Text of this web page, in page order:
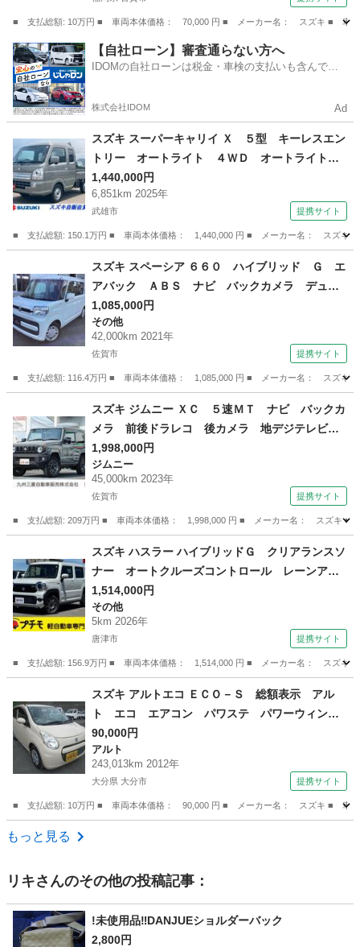
■ 支払総額: 10万円 ■ 車両本体価格： 70,000 円 ■ メーカー名： スズキ ■ 車
福岡 古賀市 その他
【自社ローン】審査通らない方へ
IDOMの自社ローンは税金・車検の支払いも含んでい
株式会社IDOM Ad
スズキ スーパーキャリイ Ｘ ５型 キーレスエン
トリー オートライト ４ＷＤ オートライト
ＬＥＤヘッドライト 禁煙車 衝突被害軽減シス
テム 横滑り防止機能 衝突安全ボディ キーレ
スエントリー ４ＷＤ キーレスエントリー （検
9.12）
1,440,000円
6,851km 2025年
武雄市 提携サイト
■ 支払総額: 150.1万円 ■ 車両本体価格： 1,440,000 円 ■ メーカー名： スズ
スズキ
スズキ スペーシア ６６０ ハイブリッド Ｇ エ
アバック ＡＢＳ ナビ バックカメラ デュア
ルブレーキサポート 記録簿有 コーナーソナ
ー ＥＴＣ付き イモビライザ メモリーナビゲ
ーション サイドエアバック Ｒカメラ ＶＳ
1,085,000円
その他
42,000km 2021年
佐賀市 提携サイト
■ 支払総額: 116.4万円 ■ 車両本体価格： 1,085,000 円 ■ メーカー名： スズ
その他
スズキ ジムニー ＸＣ ５速ＭＴ ナビ バックカ
メラ 前後ドラレコ 後カメラ 地デジテレビ
ｉ－ｓｔｏｐ ＷエアＢ スマートキープッシュ
スタート フリーキー ＰＷ パートタイム４Ｗ
Ｄ 横滑り防止機能 オ－トエアコン ターボー
1,998,000円
ジムニー
45,000km 2023年
佐賀市 提携サイト
■ 支払総額: 209万円 ■ 車両本体価格： 1,998,000 円 ■ メーカー名： スズキ
ジムニー
スズキ ハスラー ハイブリッドＧ クリアランスソ
ナー オートクルーズコントロール レーンアシ
スト 衝突被害軽減システム オートライト Ｌ
ＥＤヘッドランプ スマートキー アイドリング
ストップ 電動格納ミラー シートヒーター Ｃ
1,514,000円
その他
5km 2026年
唐津市 提携サイト
■ 支払総額: 156.9万円 ■ 車両本体価格： 1,514,000 円 ■ メーカー名： スズキ
その他
スズキ アルトエコ ＥＣＯ－Ｓ 総額表示 アル
ト エコ エアコン パワステ パワーウィン
ド キーレスキー タイミングチェーン Ｉ－Ｓ
ＴＯＰ （検9.2）
90,000円
アルト
243,013km 2012年
大分県 大分市 提携サイト
■ 支払総額: 10万円 ■ 車両本体価格： 90,000 円 ■ メーカー名： スズキ ■
大分 大分市
もっと見る
リキさんのその他の投稿記事：
!未使用品‼️DANJUEショルダーバック
2,800円